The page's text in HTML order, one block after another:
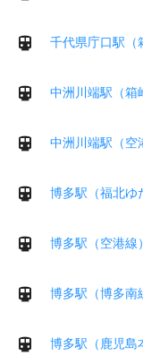
千代県庁口駅（
中洲川端駅（箱
中洲川端駅（空
博多駅（福北ゆ
博多駅（空港線
博多駅（博多南
博多駅（鹿児島